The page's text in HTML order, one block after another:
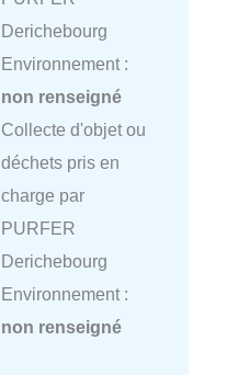
Derichebourg
Environnement :
non renseigné
Collecte d'objet ou
déchets pris en
charge par
PURFER
Derichebourg
Environnement :
non renseigné